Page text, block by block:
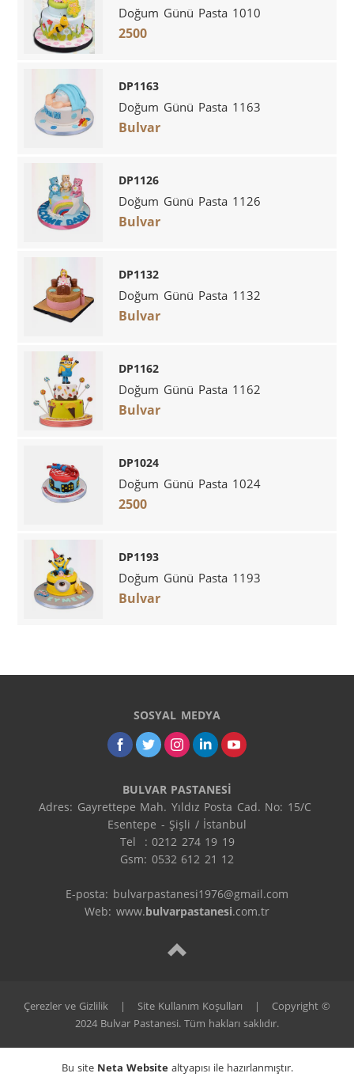
Doğum Günü Pasta 1010
2500
DP1163
Doğum Günü Pasta 1163
Bulvar
DP1126
Doğum Günü Pasta 1126
Bulvar
DP1132
Doğum Günü Pasta 1132
Bulvar
DP1162
Doğum Günü Pasta 1162
Bulvar
DP1024
Doğum Günü Pasta 1024
2500
DP1193
Doğum Günü Pasta 1193
Bulvar
SOSYAL MEDYA
BULVAR PASTANESİ
Adres: Gayrettepe Mah. Yıldız Posta Cad. No: 15/C
Esentepe - Şişli / İstanbul
Tel  : 0212 274 19 19
Gsm: 0532 612 21 12
E-posta: bulvarpastanesi1976@gmail.com
Web: www.bulvarpastanesi.com.tr
Çerezler ve Gizlilik | Site Kullanım Koşulları |
Copyright ©
2024 Bulvar Pastanesi. Tüm hakları saklıdır.
Bu site Neta Websitealtyapısı ile hazırlanmıştır.